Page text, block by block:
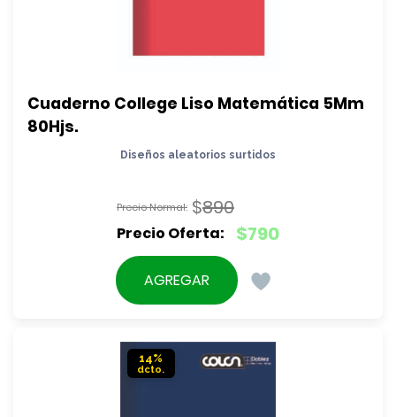
Cuaderno College Liso Matemática 5Mm
80Hjs.
Diseños aleatorios surtidos
$890
El
precio
original
$790
El
precio
actual
$790.
AGREGAR
14%